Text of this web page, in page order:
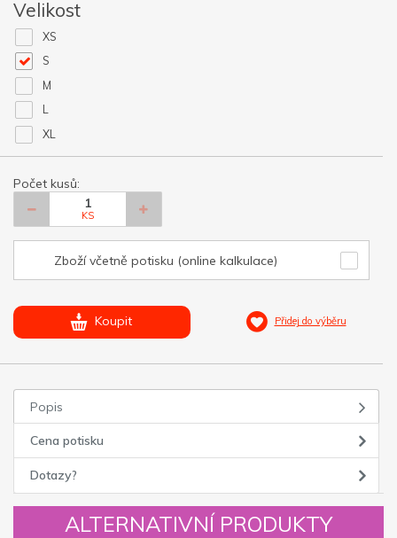
Velikost
XS
S
M
L
XL
Počet kusů:
KS
Zboží včetně potisku (online kalkulace)
Koupit Přidej do výběru
Popis
Cena potisku
Dotazy?
ALTERNATIVNÍ PRODUKTY